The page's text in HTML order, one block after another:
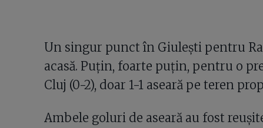
Un singur punct în Giulești pentru
acasă. Puțin, foarte puțin, pentru o
Cluj (0-2), doar 1-1 aseară pe teren
Ambele goluri de aseară au fost